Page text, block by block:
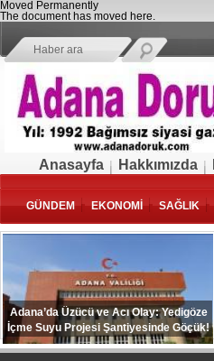
Moved Permanently
The document has moved here.
Anasayfa Hakkımızda
GÜNDEM EKONOMİ SAĞLIK
Adana’da Üzücü ve Acı Olay: Yedigöze
İçme Suyu Projesi Şantiyesinde Göçük!